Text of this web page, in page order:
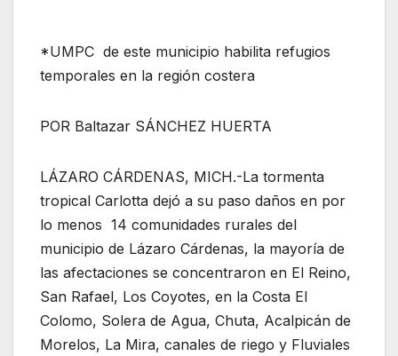
*UMPC de este municipio habilita refugios
temporales en la región costera
POR Baltazar SÁNCHEZ HUERTA
LÁZARO CÁRDENAS, MICH.-La tormenta
tropical Carlotta dejó a su paso daños en por
lo menos 14 comunidades rurales del
municipio de Lázaro Cárdenas, la mayoría de
las afectaciones se concentraron en El Reino,
San Rafael, Los Coyotes, en la Costa El
Colomo, Solera de Agua, Chuta, Acalpicán de
Morelos, La Mira, canales de riego y Fluviales